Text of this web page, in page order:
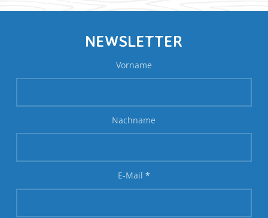
NEWSLETTER
Vorname
Nachname
E-Mail *